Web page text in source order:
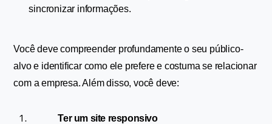
sincronizar informações.
Você deve compreender profundamente o seu público-
alvo e identificar como ele prefere e costuma se relacionar
com a empresa. Além disso, você deve:
Ter um site responsivo